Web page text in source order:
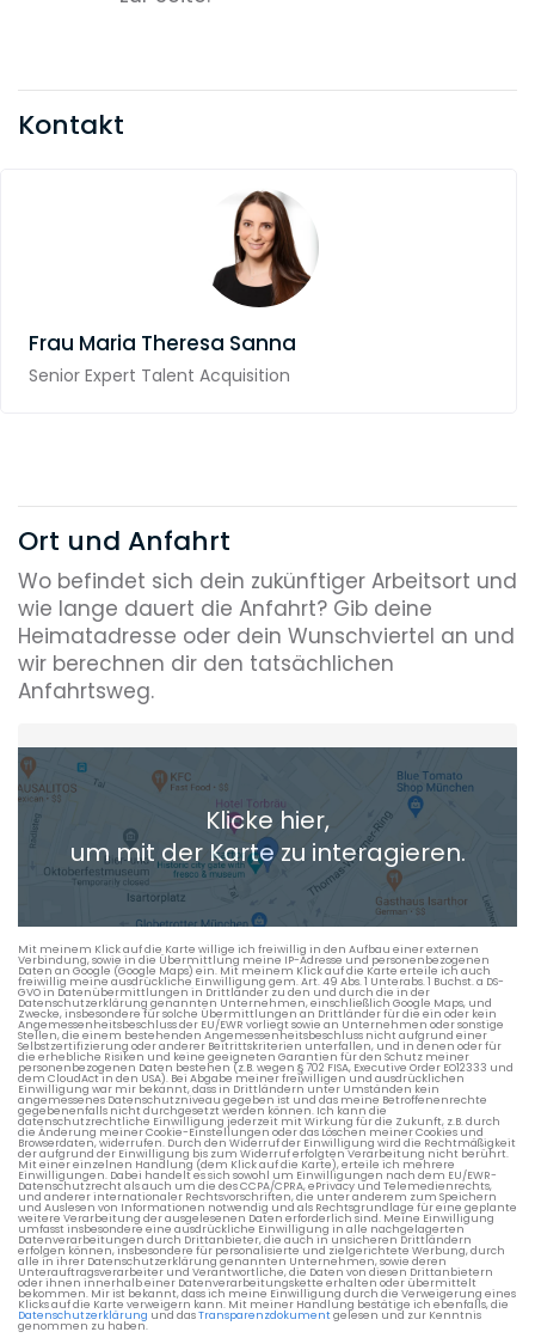
Kontakt
Frau Maria Theresa Sanna
Senior Expert Talent Acquisition
Ort und Anfahrt
Wo befindet sich dein zukünftiger Arbeitsort und
wie lange dauert die Anfahrt? Gib deine
Heimatadresse oder dein Wunschviertel an und
wir berechnen dir den tatsächlichen
Anfahrtsweg.
Heimatadresse oder Wunschort
+ Aktuellen Standort hinzufügen
Die berechneten Anreisezeiten basieren auf den
Verkehrsdaten eines typischen Dienstag morgens um 8:30.
Klicke hier,
um mit der Karte zu interagieren.
Mit meinem Klick auf die Karte willige ich freiwillig in den Aufbau einer externen
Verbindung, sowie in die Übermittlung meine IP-Adresse und personenbezogenen
Daten an Google (Google Maps) ein. Mit meinem Klick auf die Karte erteile ich auch
freiwillig meine ausdrückliche Einwilligung gem. Art. 49 Abs. 1 Unterabs. 1 Buchst. a DS-
GVO in Datenübermittlungen in Drittländer zu den und durch die in der
Datenschutzerklärung genannten Unternehmen, einschließlich Google Maps, und
Zwecke, insbesondere für solche Übermittlungen an Drittländer für die ein oder kein
Angemessenheitsbeschluss der EU/EWR vorliegt sowie an Unternehmen oder sonstige
Stellen, die einem bestehenden Angemessenheitsbeschluss nicht aufgrund einer
Selbstzertifizierung oder anderer Beitrittskriterien unterfallen, und in denen oder für
die erhebliche Risiken und keine geeigneten Garantien für den Schutz meiner
personenbezogenen Daten bestehen (z.B. wegen § 702 FISA, Executive Order EO12333 und
dem CloudAct in den USA). Bei Abgabe meiner freiwilligen und ausdrücklichen
Einwilligung war mir bekannt, dass in Drittländern unter Umständen kein
angemessenes Datenschutzniveau gegeben ist und das meine Betroffenenrechte
gegebenenfalls nicht durchgesetzt werden können. Ich kann die
datenschutzrechtliche Einwilligung jederzeit mit Wirkung für die Zukunft, z.B. durch
die Änderung meiner Cookie-Einstellungen oder das Löschen meiner Cookies und
Browserdaten, widerrufen. Durch den Widerruf der Einwilligung wird die Rechtmäßigkeit
der aufgrund der Einwilligung bis zum Widerruf erfolgten Verarbeitung nicht berührt.
Mit einer einzelnen Handlung (dem Klick auf die Karte), erteile ich mehrere
Einwilligungen. Dabei handelt es sich sowohl um Einwilligungen nach dem EU/EWR-
Datenschutzrecht als auch um die des CCPA/CPRA, ePrivacy und Telemedienrechts,
und anderer internationaler Rechtsvorschriften, die unter anderem zum Speichern
und Auslesen von Informationen notwendig und als Rechtsgrundlage für eine geplante
weitere Verarbeitung der ausgelesenen Daten erforderlich sind. Meine Einwilligung
umfasst insbesondere eine ausdrückliche Einwilligung in alle nachgelagerten
Datenverarbeitungen durch Drittanbieter, die auch in unsicheren Drittländern
erfolgen können, insbesondere für personalisierte und zielgerichtete Werbung, durch
alle in ihrer Datenschutzerklärung genannten Unternehmen, sowie deren
Unterauftragsverarbeiter und Verantwortliche, die Daten von diesen Drittanbietern
oder ihnen innerhalb einer Datenverarbeitungskette erhalten oder übermittelt
bekommen. Mir ist bekannt, dass ich meine Einwilligung durch die Verweigerung eines
Klicks auf die Karte verweigern kann. Mit meiner Handlung bestätige ich ebenfalls, die
Datenschutzerklärung und dasTransparenzdokumentgelesen und zur Kenntnis
genommen zu haben.